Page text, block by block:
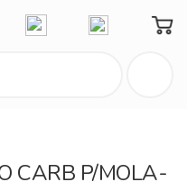
Minha Conta
CARB P/MOLA-